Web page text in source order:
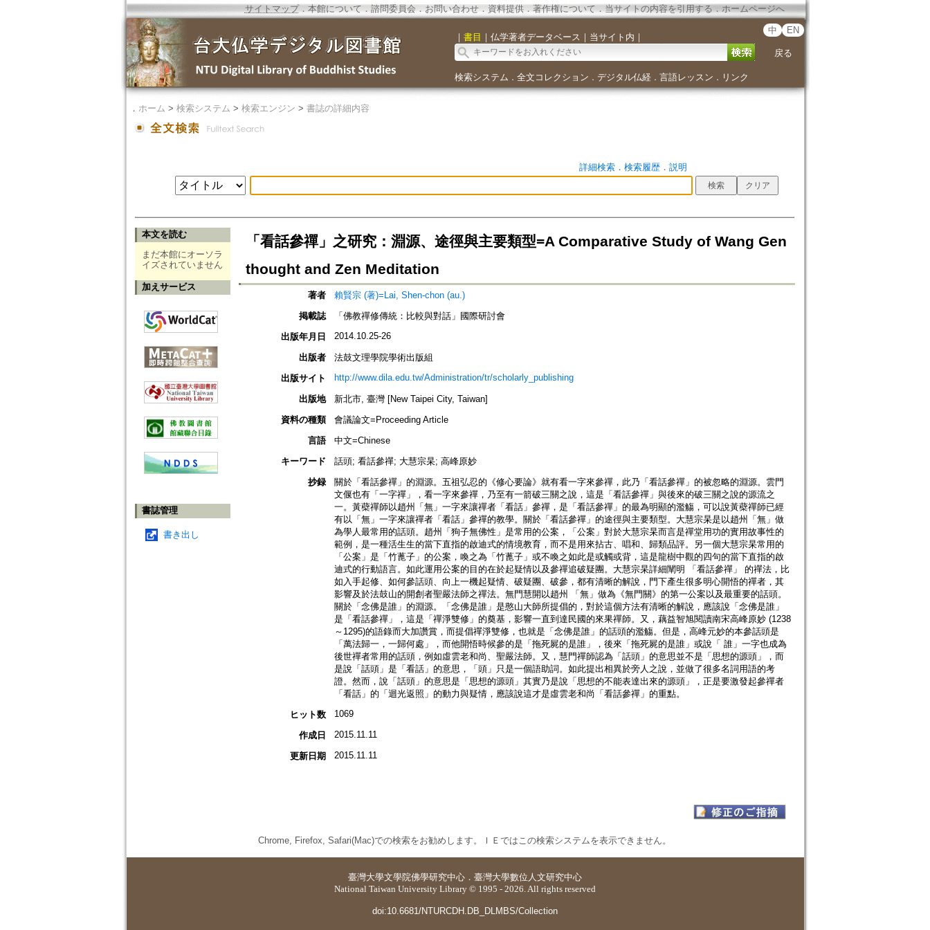
サイトマップ．本館について ． 諮問委員会． お問い合わせ． 資料提供． 著作権について．当サイトの内容を引用する ． ホームページへ
｜ 書目 ｜ 仏学著者データベース ｜ 当サイト内 ｜
中 EN
戻る
検索システム ． 全文コレクション ． デジタル仏経． 言語レッスン ． リンク
． ホーム > 検索システム > 検索エンジン > 書誌の詳細内容
詳細検索． 検索履歴． 説明
本文を読む
まだ本館にオーソラ
イズされていません
加えサービス
書誌管理
書き出し
「看話參禪」之研究：淵源、途徑與主要類型=A Comparative Study of Wang Gen
thought and Zen Meditation
著者
賴賢宗 (著)=Lai, Shen-chon (au.)
掲載誌
「佛教禪修傳統：比較與對話」國際研討會
出版年月日
2014.10.25-26
出版者
法鼓文理學院學術出版組
出版サイト
http://www.dila.edu.tw/Administration/tr/scholarly_publishing
出版地
新北市, 臺灣 [New Taipei City, Taiwan]
資料の種類
會議論文=Proceeding Article
言語
中文=Chinese
キーワード
話頭; 看話參禪; 大慧宗杲; 高峰原妙
抄録
關於「看話參禪」的淵源。五祖弘忍的《修心要論》就有看一字來參禪，此乃「看話參禪」的被忽略的淵源。雲門
文偃也有「一字禪」，看一字來參禪，乃至有一箭破三關之說，這是「看話參禪」與後來的破三關之說的源流之
一。黃蘗禪師以趙州「無」一字來讓禪者「看話」參禪，是「看話參禪」的最為明顯的濫觴，可以說黃蘗禪師已經
有以「無」一字來讓禪者「看話」參禪的教學。關於「看話參禪」的途徑與主要類型。大慧宗杲是以趙州「無」做
為學人最常用的話頭。趙州「狗子無佛性」是常用的公案，「公案」對於大慧宗杲而言是禪堂用功的實用故事性的
範例，是一種活生生的當下直指的啟迪式的情境教育，而不是用來拈古、唱和、歸類品評。另一個大慧宗杲常用的
「公案」是「竹蓖子」的公案，喚之為「竹蓖子」或不喚之如此是或觸或背，這是龍樹中觀的四句的當下直指的啟
迪式的行動語言。如此運用公案的目的在於起疑情以及參禪追破疑團。大慧宗杲詳細闡明 「看話參禪」 的禪法，比
如入手起修、如何參話頭、向上一機起疑情、破疑團、破參，都有清晰的解說，門下產生很多明心開悟的禪者，其
影響及於法鼓山的開創者聖嚴法師之禪法。無門慧開以趙州 「無」做為《無門關》的第一公案以及最重要的話頭。
關於「念佛是誰」的淵源。「念佛是誰」是憨山大師所提倡的，對於這個方法有清晰的解說，應該說「念佛是誰」
是「看話參禪」，這是「禪淨雙修」的奠基，影響一直到達民國的來果禪師。又，藕益智旭閱讀南宋高峰原妙 (1238
～1295)的語錄而大加讚賞，而提倡禪淨雙修，也就是「念佛是誰」的話頭的濫觴。但是，高峰元妙的本參話頭是
「萬法歸一，一歸何處」，而他開悟時候參的是「拖死屍的是誰」，後來「拖死屍的是誰」或說「 誰」一字也成為
後世禪者常用的話頭，例如虛雲老和尚、聖嚴法師。又，慧門禪師認為「話頭」的意思並不是「思想的源頭」，而
是說「話頭」是「看話」的意思，「頭」只是一個語助詞。如此提出相異於旁人之說，並做了很多名詞用語的考
證。然而，說「話頭」的意思是「思想的源頭」其實乃是說「思想的不能表達出來的源頭」，正是要激發起參禪者
「看話」的「迴光返照」的動力與疑情，應該說這才是虛雲老和尚「看話參禪」的重點。
ヒット数
1069
作成日 2015.11.11
更新日期 2015.11.11
Chrome, Firefox, Safari(Mac)での検索をお勧めします。ＩＥではこの検索システムを表示できません。
臺灣大學文學院佛學研究中心 ． 臺灣大學數位人文研究中心
National Taiwan University Library © 1995 - 2026. All rights reserved
doi:10.6681/NTURCDH.DB_DLMBS/Collection